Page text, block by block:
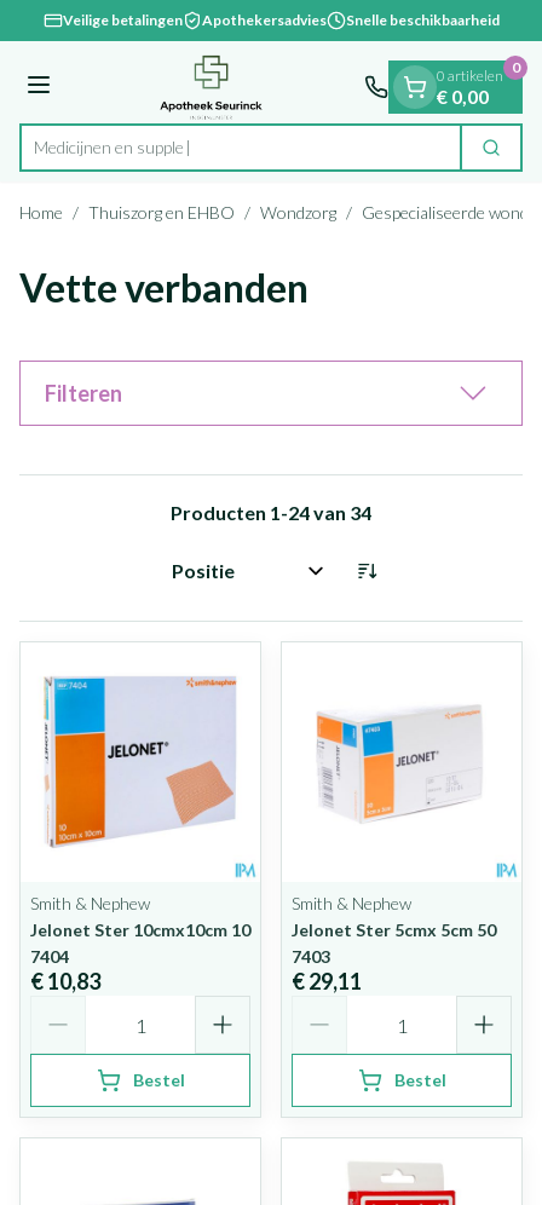
Ga naar de inhoud
1 van 1Veilige betalingen Apothekersadvies Snelle beschikbaarheid
Menu
Product, merk, categorie... Zoek
0 artikelen
€ 0,00
0
Home / Thuiszorg en EHBO / Wondzorg / Gespecialiseerde
Vette verbanden
Filteren
Producten 1-24van 34
Sorteer op:
Smith & Nephew
Jelonet Ster 10cmx10cm 10
7404
€ 10,83
Bestel
Smith & Nephew
Jelonet Ster 5cmx 5cm 50
7403
€ 29,11
Bestel